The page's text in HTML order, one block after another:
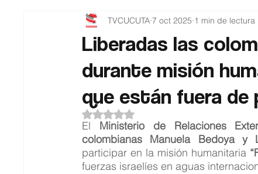
Entretenimiento Historias de impacto
Catatumbo TRANSMILENIO Salud
Liberadas las
durante misión
que están fuera de
TVCUCUTA 7 oct 2025 1 min de lectura
Obtuvo NaN de 5 estrellas.
El Ministerio de Relaciones
colombianas Manuela Bedoya y
participar en la misión humanitaria
fuerzas israelíes en aguas